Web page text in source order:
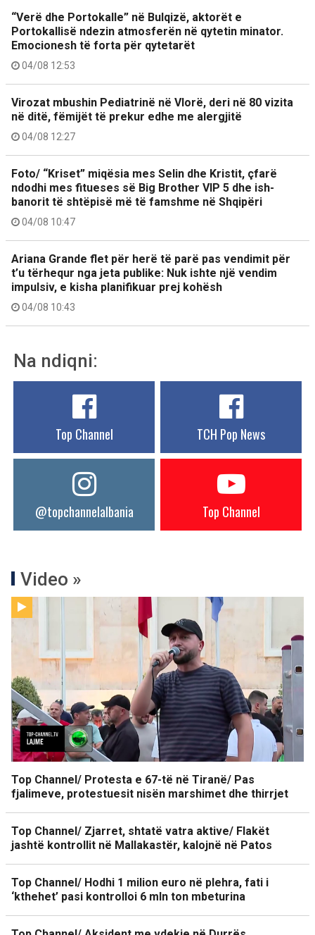
“Verë dhe Portokalle” në Bulqizë, aktorët e
Portokallisë ndezin atmosferën në qytetin minator.
Emocionesh të forta për qytetarët
04/08 12:53
Virozat mbushin Pediatrinë në Vlorë, deri në 80 vizita
në ditë, fëmijët të prekur edhe me alergjitë
04/08 12:27
Foto/ “Kriset” miqësia mes Selin dhe Kristit, çfarë
ndodhi mes fitueses së Big Brother VIP 5 dhe ish-
banorit të shtëpisë më të famshme në Shqipëri
04/08 10:47
Ariana Grande flet për herë të parë pas vendimit për
t’u tërhequr nga jeta publike: Nuk ishte një vendim
impulsiv, e kisha planifikuar prej kohësh
04/08 10:43
Na ndiqni:
Top Channel TCH Pop News
@topchannelalbania Top Channel
Video »
Top Channel/ Protesta e 67-të në Tiranë/ Pas
fjalimeve, protestuesit nisën marshimet dhe thirrjet
Top Channel/ Zjarret, shtatë vatra aktive/ Flakët
jashtë kontrollit në Mallakastër, kalojnë në Patos
Top Channel/ Hodhi 1 milion euro në plehra, fati i
‘kthehet’ pasi kontrolloi 6 mln ton mbeturina